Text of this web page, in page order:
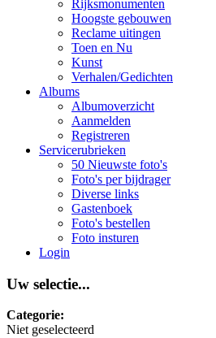
Rijksmonumenten
Hoogste gebouwen
Reclame uitingen
Toen en Nu
Kunst
Verhalen/Gedichten
Albums
Albumoverzicht
Aanmelden
Registreren
Servicerubrieken
50 Nieuwste foto's
Foto's per bijdrager
Diverse links
Gastenboek
Foto's bestellen
Foto insturen
Login
Uw selectie...
Categorie:
Niet geselecteerd